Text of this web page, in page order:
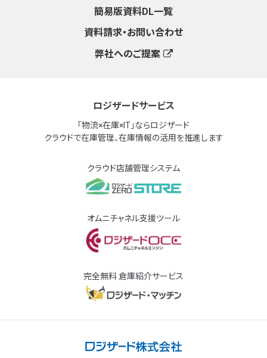
簡易版資料DL一覧
資料請求・お問い合わせ
弊社へのご提案
ロジザードサービス
「物流×在庫×IT」ならロジザード
クラウドで在庫管理、在庫情報の活用を推進します
クラウド店舗管理システム
オムニチャネル支援ツール
完全無料 倉庫紹介サービス